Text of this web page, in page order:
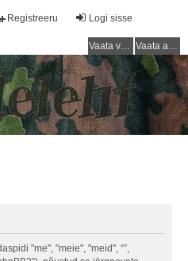
Logi sisse
Registreeru
Vaata vastamata teemasi Vaata aktiivseid teemasid
"me", "meie", "meid", “”,